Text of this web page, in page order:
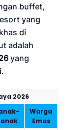
buffet,
yang
di
adalah
yang
2026
Warga
Emas